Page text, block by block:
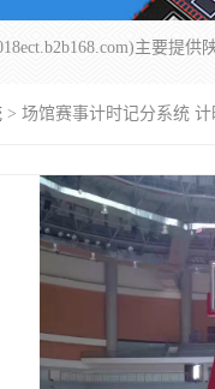
> 场馆赛事计时记分系统